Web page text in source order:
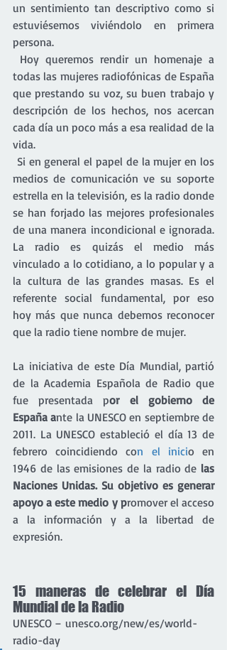
un sentimiento tan descriptivo como si
estuviésemos viviéndolo en primera
persona.
Hoy queremos rendir un homenaje a
todas las mujeres radiofónicas de España
que prestando su voz, su buen trabajo y
descripción de los hechos, nos acercan
cada día un poco más a esa realidad de la
vida.
Si en general el papel de la mujer en los
medios de comunicación ve su soporte
estrella en la televisión, es la radio donde
se han forjado las mejores profesionales
de una manera incondicional e ignorada.
La radio es quizás el medio más
vinculado a lo cotidiano, a lo popular y a
la cultura de las grandes masas. Es el
referente social fundamental, por eso
hoy más que nunca debemos reconocer
que la radio tiene nombre de mujer.
La iniciativa de este Día Mundial, partió
de la Academia Española de Radio que
fue presentada por el gobierno de
España ante la UNESCO en septiembre de
2011. La UNESCO estableció el día 13 de
febrero coincidiendo con el inicio en
1946 de las emisiones de la radio de las
Naciones Unidas. Su objetivo es generar
apoyo a este medio y promover el acceso
a la información y a la libertad de
expresión.
15 maneras de celebrar el Día
Mundial de la Radio
UNESCO – unesco.org/new/es/world-
radio-day